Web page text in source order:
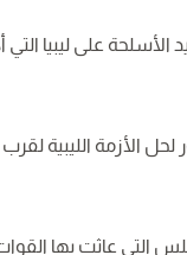
الأسلحة على ليبيا
الأزمة الليبية
التي عاثت بها